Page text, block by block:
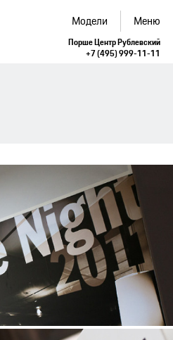
Модели Меню
Порше Центр Рублевский
+7 (495) 999-11-11